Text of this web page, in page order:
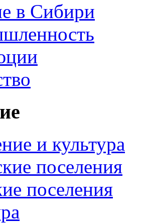
в Сибири
и культура
поселения
поселения